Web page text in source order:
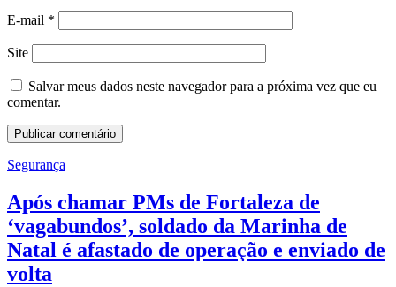
E-mail *
Site
Salvar meus dados neste navegador para a próxima vez que eu
comentar.
Segurança
Após chamar PMs de Fortaleza de
‘vagabundos’, soldado da Marinha de
Natal é afastado de operação e enviado de
volta